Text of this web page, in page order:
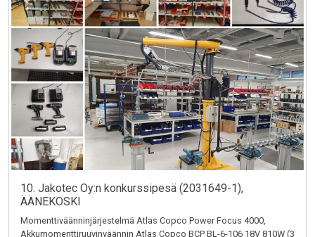
10. Jakotec Oy:n konkurssipesä (2031649-1),
ÄÄNEKOSKI
Momenttiväänninjärjestelmä Atlas Copco Power Focus 4000,
Akkumomenttiruuvinväännin Atlas Copco BCP BL-6-106 18V 810W (3